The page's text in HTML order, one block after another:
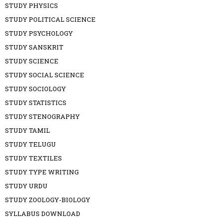
STUDY PHYSICS
STUDY POLITICAL SCIENCE
STUDY PSYCHOLOGY
STUDY SANSKRIT
STUDY SCIENCE
STUDY SOCIAL SCIENCE
STUDY SOCIOLOGY
STUDY STATISTICS
STUDY STENOGRAPHY
STUDY TAMIL
STUDY TELUGU
STUDY TEXTILES
STUDY TYPE WRITING
STUDY URDU
STUDY ZOOLOGY-BIOLOGY
SYLLABUS DOWNLOAD